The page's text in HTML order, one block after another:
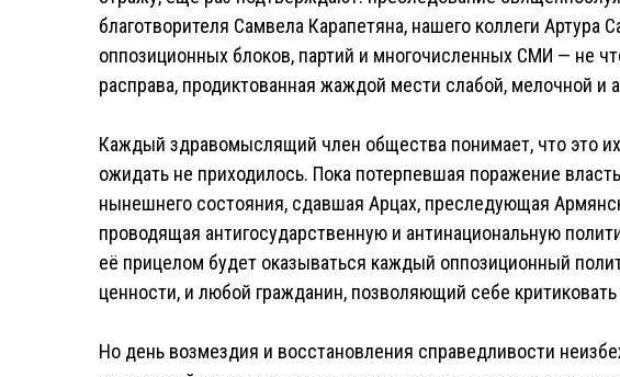
благотворителя Самвела Карапетяна, нашего коллеги Артура
оппозиционных блоков, партий и многочисленных СМИ — не
расправа, продиктованная жаждой мести слабой, мелочной и
Каждый здравомыслящий член общества понимает, что это их
ожидать не приходилось. Пока потерпевшая поражение
нынешнего состояния, сдавшая Арцах, преследующая
проводящая антигосударственную и антинациональную
её прицелом будет оказываться каждый оппозиционный
ценности, и любой гражданин, позволяющий себе критиковать
Но день возмездия и восстановления справедливости